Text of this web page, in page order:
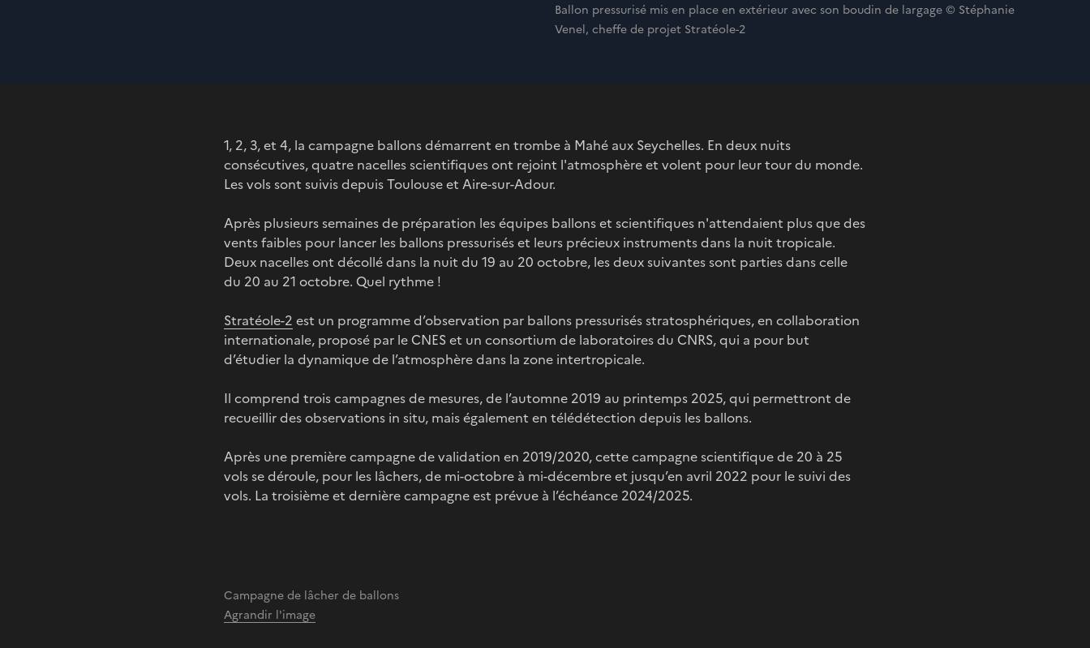
Ballon pressurisé mis en place en extérieur avec son boudin de largage © Stéphanie
Venel, cheffe de projet Stratéole-2
1, 2, 3, et 4, la campagne ballons démarrent en trombe à Mahé aux Seychelles. En deux nuits
consécutives, quatre nacelles scientifiques ont rejoint l'atmosphère et volent pour leur tour du monde.
Les vols sont suivis depuis Toulouse et Aire-sur-Adour.
Après plusieurs semaines de préparation les équipes ballons et scientifiques n'attendaient plus que des
vents faibles pour lancer les ballons pressurisés et leurs précieux instruments dans la nuit tropicale.
Deux nacelles ont décollé dans la nuit du 19 au 20 octobre, les deux suivantes sont parties dans celle
du 20 au 21 octobre. Quel rythme !
Stratéole-2 est un programme d’observation par ballons pressurisés stratosphériques, en collaboration
internationale, proposé par le CNES et un consortium de laboratoires du CNRS, qui a pour but
d’étudier la dynamique de l’atmosphère dans la zone intertropicale.
Il comprend trois campagnes de mesures, de l’automne 2019 au printemps 2025, qui permettront de
recueillir des observations in situ, mais également en télédétection depuis les ballons.
Après une première campagne de validation en 2019/2020, cette campagne scientifique de 20 à 25
vols se déroule, pour les lâchers, de mi-octobre à mi-décembre et jusqu’en avril 2022 pour le suivi des
vols. La troisième et dernière campagne est prévue à l’échéance 2024/2025.
Campagne de lâcher de ballons
Agrandir l'image